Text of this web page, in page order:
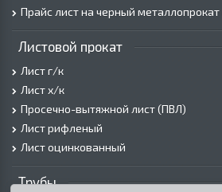
Прайс лист на черный
Листовой прокат
Лист г/к
Лист х/к
Просечно-вытяжной лист (ПВЛ)
Лист рифленый
Лист оцинкованный
Трубы